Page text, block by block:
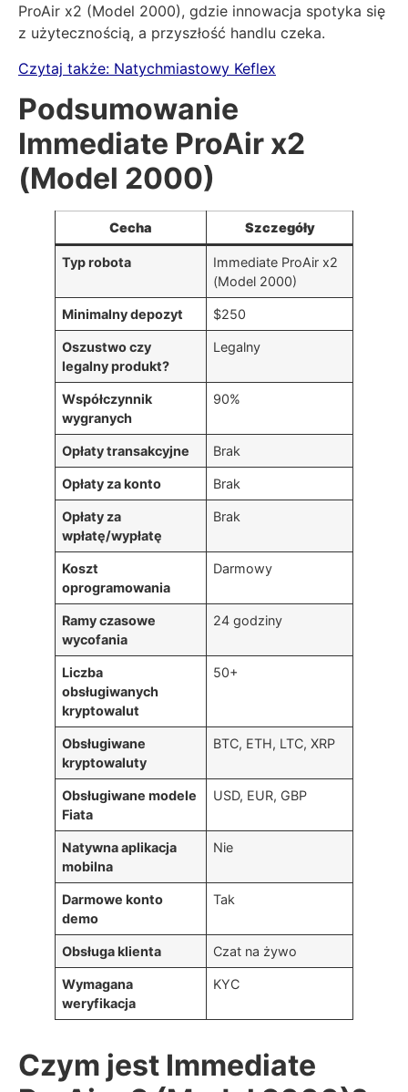
ProAir x2 (Model 2000), gdzie innowacja spotyka się
z użytecznością, a przyszłość handlu czeka.
Czytaj także: Natychmiastowy Keflex
Podsumowanie
Immediate ProAir x2
(Model 2000)
Cecha Szczegóły
Typ robota
Immediate ProAir x2
(Model 2000)
Minimalny depozyt $250
Oszustwo czy
legalny produkt?
Legalny
Współczynnik
wygranych
90%
Opłaty transakcyjne Brak
Opłaty za konto Brak
Opłaty za
wpłatę/wypłatę
Brak
Koszt
oprogramowania
Darmowy
Ramy czasowe
wycofania
24 godziny
Liczba
obsługiwanych
kryptowalut
50+
Obsługiwane
kryptowaluty
BTC, ETH, LTC, XRP
Obsługiwane modele
Fiata
USD, EUR, GBP
Natywna aplikacja
mobilna
Nie
Darmowe konto
demo
Tak
Obsługa klienta Czat na żywo
Wymagana
weryfikacja
KYC
Czym jest Immediate